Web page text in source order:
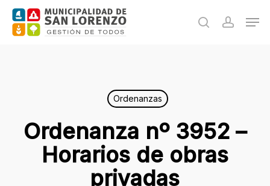
Skip
search
Ordenanzas
Ordenanza nº 3952 –
Horarios de obras
privadas